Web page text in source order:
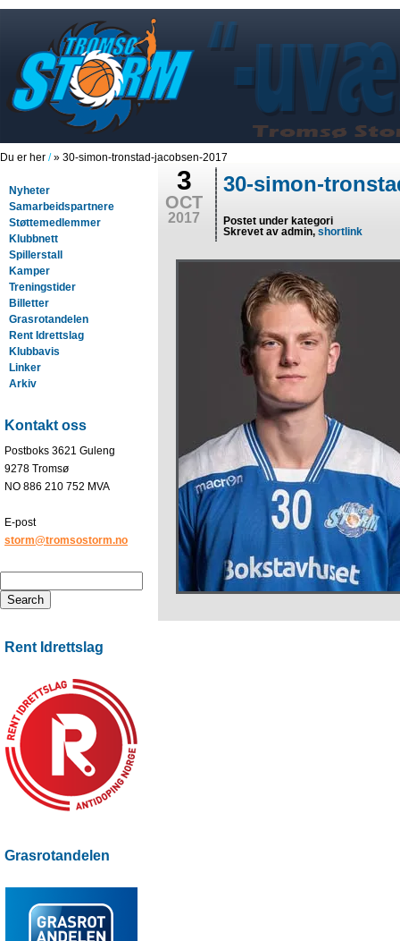
Du er her /» 30-simon-tronstad-jacobsen-2017
Nyheter
Samarbeidspartnere
Støttemedlemmer
Klubbnett
Spillerstall
Kamper
Treningstider
Billetter
Grasrotandelen
Rent Idrettslag
Klubbavis
Linker
Arkiv
Kontakt oss
Postboks 3621 Guleng
9278 Tromsø
NO 886 210 752 MVA
E-post
storm@tromsostorm.no
Rent Idrettslag
Grasrotandelen
3
OCT
2017
30-simon-
Postet under kategori
Skrevet av admin,shortlink